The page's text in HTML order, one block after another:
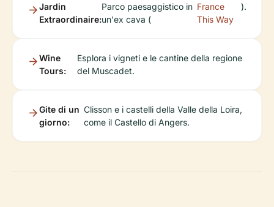
Jardin
Extraordinaire:
Parco paesaggistico in
un'ex cava (
France
This Way
).
Wine
Tours:
Esplora i vigneti e le cantine della regione
del Muscadet.
Gite di un
giorno:
Clisson e i castelli della Valle della Loira,
come il Castello di Angers.